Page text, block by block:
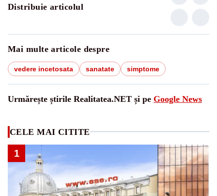
Distribuie articolul
Mai multe articole despre
vedere incetosata sanatate simptome
Urmărește știrile Realitatea.NET și pe Google News
CELE MAI CITITE
1